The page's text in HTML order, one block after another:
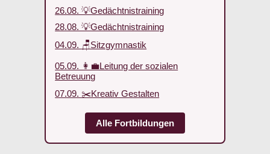
26.08. 💡Gedächtnistraining
28.08. 💡Gedächtnistraining
04.09. 🪑Sitzgymnastik
05.09. 👩‍💼Leitung der sozialen
Betreuung
07.09. ✂️Kreativ Gestalten
Alle Fortbildungen